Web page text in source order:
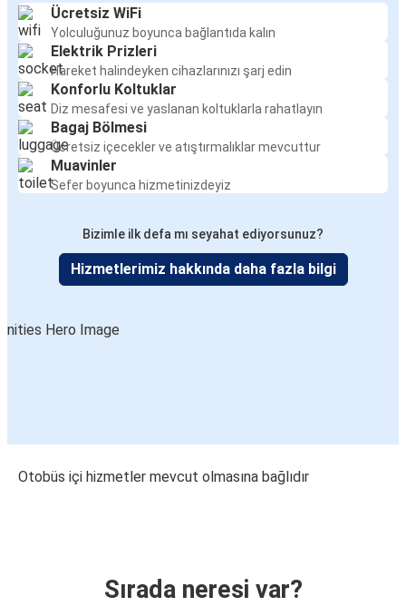
Ücretsiz WiFi
Yolculuğunuz boyunca bağlantıda kalın
Elektrik Prizleri
Hareket halindeyken cihazlarınızı şarj edin
Konforlu Koltuklar
Diz mesafesi ve yaslanan koltuklarla rahatlayın
Bagaj Bölmesi
Ücretsiz içecekler ve atıştırmalıklar mevcuttur
Muavinler
Sefer boyunca hizmetinizdeyiz
Bizimle ilk defa mı seyahat ediyorsunuz?
Hizmetlerimiz hakkında daha fazla bilgi
Otobüs içi hizmetler mevcut olmasına bağlıdır
Sırada neresi var?